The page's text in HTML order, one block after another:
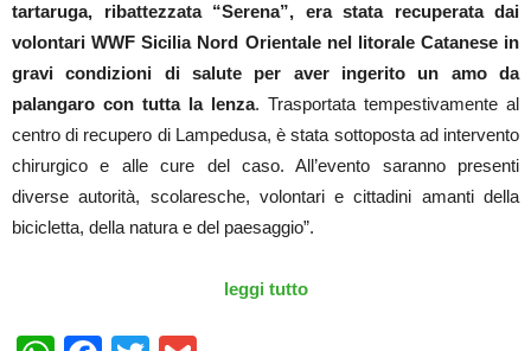
tartaruga, ribattezzata “Serena”, era stata recuperata dai
volontari WWF Sicilia Nord Orientale nel litorale Catanese in
gravi condizioni di salute per aver ingerito un amo da
palangaro con tutta la lenza. Trasportata tempestivamente al
centro di recupero di Lampedusa, è stata sottoposta ad intervento
chirurgico e alle cure del caso. All’evento saranno presenti
diverse autorità, scolaresche, volontari e cittadini amanti della
bicicletta, della natura e del paesaggio”.
leggi tutto